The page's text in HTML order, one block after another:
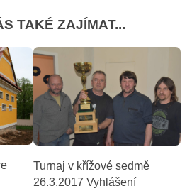
TAKÉ ZAJÍMAT...
Turnaj v křížové sedmě
26.3.2017 Vyhlášení